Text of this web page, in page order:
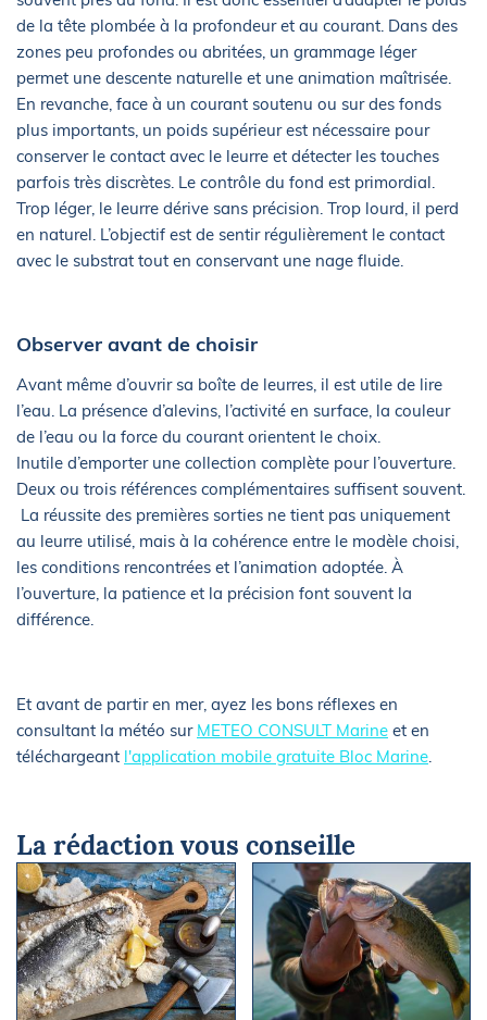
de la tête plombée à la profondeur et au courant. Dans des
zones peu profondes ou abritées, un grammage léger
permet une descente naturelle et une animation maîtrisée.
En revanche, face à un courant soutenu ou sur des fonds
plus importants, un poids supérieur est nécessaire pour
conserver le contact avec le leurre et détecter les touches
parfois très discrètes. Le contrôle du fond est primordial.
Trop léger, le leurre dérive sans précision. Trop lourd, il perd
en naturel. L’objectif est de sentir régulièrement le contact
avec le substrat tout en conservant une nage fluide.
Observer avant de choisir
Avant même d’ouvrir sa boîte de leurres, il est utile de lire
l’eau. La présence d’alevins, l’activité en surface, la couleur
de l’eau ou la force du courant orientent le choix.
Inutile d’emporter une collection complète pour l’ouverture.
Deux ou trois références complémentaires suffisent souvent.
La réussite des premières sorties ne tient pas uniquement
au leurre utilisé, mais à la cohérence entre le modèle choisi,
les conditions rencontrées et l’animation adoptée. À
l’ouverture, la patience et la précision font souvent la
différence.
Et avant de partir en mer, ayez les bons réflexes en
consultant la météo sur METEO CONSULT Marine et en
téléchargeant l'application mobile gratuite Bloc Marine.
La rédaction vous conseille